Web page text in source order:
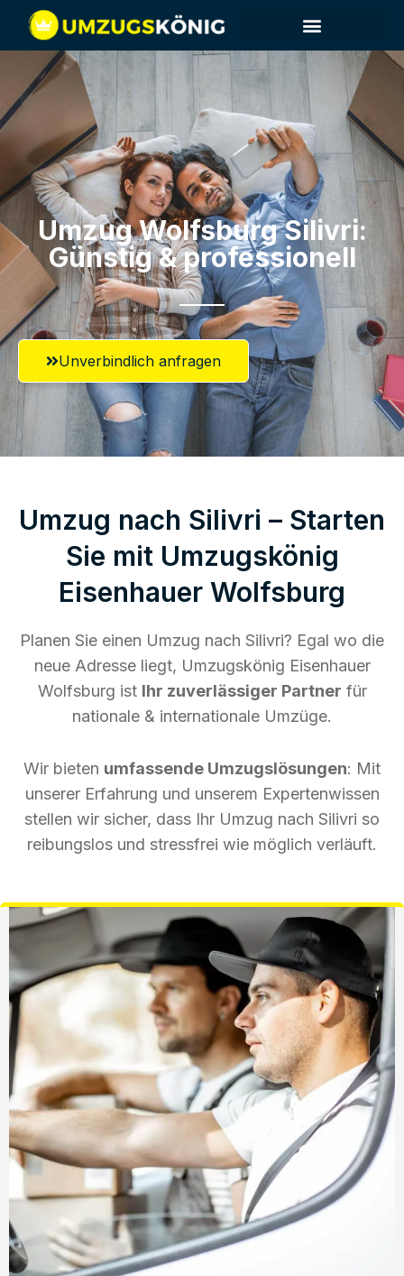
Umzug Wolfsburg​ Silivri:
Günstig & professionell​
Unverbindlich anfragen
Umzug nach Silivri – Starten
Sie mit Umzugskönig
Eisenhauer Wolfsburg
Planen Sie einen Umzug nach Silivri? Egal wo die
neue Adresse liegt, Umzugskönig Eisenhauer
Wolfsburg ist Ihr zuverlässiger Partner für
nationale & internationale Umzüge.
Wir bieten umfassende Umzugslösungen: Mit
unserer Erfahrung und unserem Expertenwissen
stellen wir sicher, dass Ihr Umzug nach Silivri so
reibungslos und stressfrei wie möglich verläuft.